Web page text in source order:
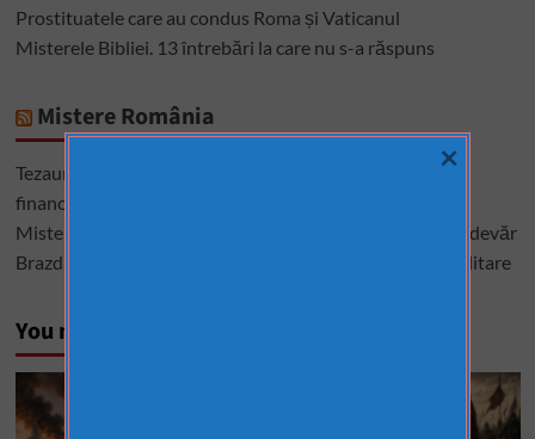
Prostituatele care au condus Roma și Vaticanul
Misterele Bibliei. 13 întrebări la care nu s-a răspuns
Mistere România
Tezaurul României de la Moscova – cel mai mare mister
financiar din istoria României
Misterele lui Ștefan cel Mare – între istorie, legendă și adevăr
Brazda lui Novac, una dintre cele mai mari construcții militare
You may have missed
×